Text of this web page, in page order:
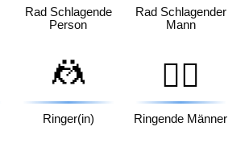
Rad Schlagende
Person
Rad Schlagender
Mann
🤼
Ringer(in)
🤼‍♂️
Ringende Männer